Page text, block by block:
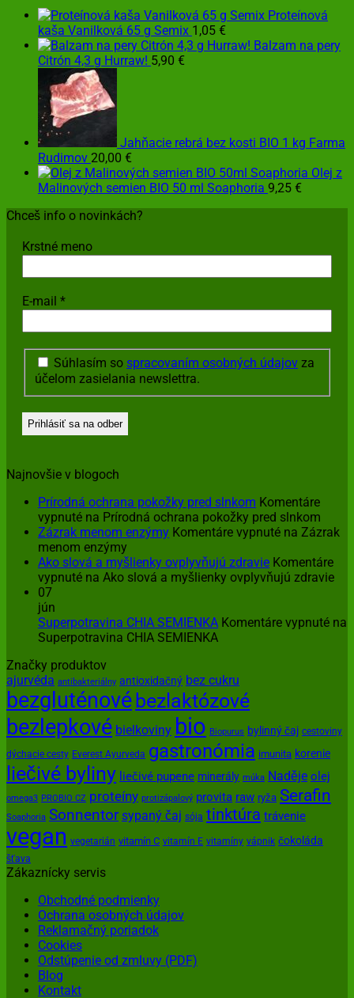
Proteínová
kaša Vanilková 65 g Semix 1,05 €
Balzam na pery
Citrón 4,3 g Hurraw! 5,90 €
Jahňacie rebrá bez kosti BIO 1 kg Farma
Rudimov 20,00 €
Olej z
Malinových semien BIO 50 ml Soaphoria 9,25 €
Chceš info o novinkách?
Krstné meno
E-mail *
Súhlasím so spracovaním osobných údajov za
účelom zasielania newslettra.
Najnovšie v blogoch
Prírodná ochrana pokožky pred slnkom Komentáre
vypnuté na Prírodná ochrana pokožky pred slnkom
Zázrak menom enzýmy Komentáre vypnuté na Zázrak
menom enzýmy
Ako slová a myšlienky ovplyvňujú zdravie Komentáre
vypnuté na Ako slová a myšlienky ovplyvňujú zdravie
07
jún
Superpotravina CHIA SEMIENKA Komentáre vypnuté na
Superpotravina CHIA SEMIENKA
Značky produktov
ajurvéda antibakteriálny antioxidačný bez cukru
bezgluténové bezlaktózové
bezlepkové bielkoviny bio Biopurus bylinný čaj cestoviny
dýchacie cesty Everest Ayurveda gastronómia imunita korenie
liečivé byliny liečivé pupene minerály múka Naděje olej
omega3 PROBIO CZ proteíny protizápalový provita raw ryža Serafin
Soaphoria Sonnentor sypaný čaj sója tinktúra trávenie
vegan vegetarián vitamín C vitamín E vitamíny vápnik čokoláda
šťava
Zákaznícky servis
Obchodné podmienky
Ochrana osobných údajov
Reklamačný poriadok
Cookies
Odstúpenie od zmluvy (PDF)
Blog
Kontakt